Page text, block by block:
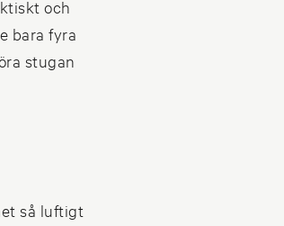
och
bara fyra
stugan
så luftigt